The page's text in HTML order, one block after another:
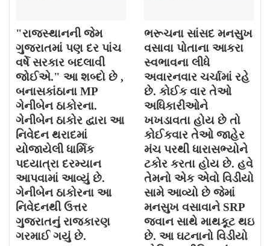
"રાજસ્થાનની જેમ
ગુજરાતમાં પણ દર પાંચ
વર્ષે સરકાર બદલાવી
જોઈએ." આ શબ્દો છે ,
બનાસકાંઠાના MP
ગેનીબેન ઠાકોરના.
ગેનીબેન ઠાકોર દ્વારા આ
નિવેદન થરાદમાં
યોજાયેલી ધાર્મિક
પદયાત્રા દરમ્યાન
આપવામાં આવ્યું છે.
ગેનીબેન ઠાકોરના આ
નિવેદનથી ઉત્તર
ગુજરાતનું રાજકારણ
ગરમાઈ ગયું છે.
ભરૂચના સાંસદ મનસુખ
વસાવા પોતાના આકરા
સ્વભાવના લીધે
અવારનવાર ચર્ચામાં રહે
છે. કોઈક વાર તેઓ
અધિકારીઓને
ખખડાવતા હોય છે તો
કોઈકવાર તેઓ જાહેર
મંચ પરથી ધારાસભ્યોને
ટકોર કરતા હોય છે. હવે
તેમનો એક એવો વિડીયો
સામે આવ્યો છે જેમાં
મનસુખ વસાવાને SRP
જવાન સાથે માથકૂટ થઇ
છે. આ ઘટનાનો વિડીયો